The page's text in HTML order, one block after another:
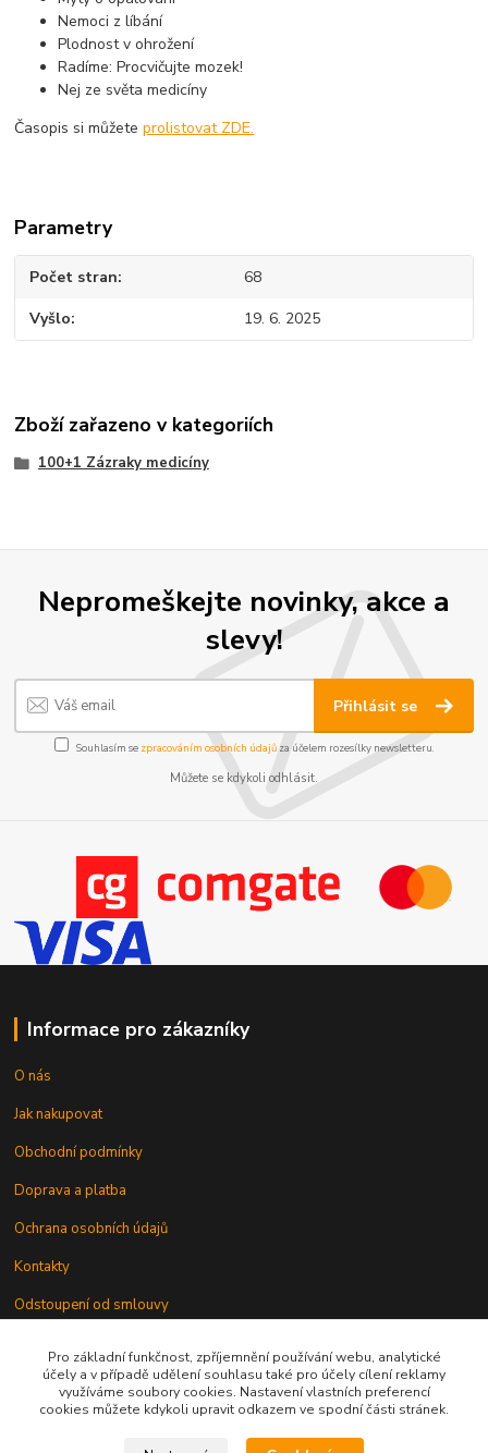
Nemoci z líbání
Plodnost v ohrožení
Radíme: Procvičujte mozek!
Nej ze světa medicíny
Časopis si můžeteprolistovat ZDE.
Parametry
Počet stran 68
Vyšlo 19. 6. 2025
Zboží zařazeno v kategoriích
100+1 Zázraky medicíny
Nepromeškejte novinky, akce a
slevy!
Přihlásit se
Souhlasím se zpracováním osobních údajůza účelem rozesílky newsletteru.
Můžete se kdykoli odhlásit.
Informace pro zákazníky
O nás
Jak nakupovat
Obchodní podmínky
Doprava a platba
Ochrana osobních údajů
Kontakty
Odstoupení od smlouvy
Pro základní funkčnost, zpříjemnění používání webu, analytické
účely a v případě udělení souhlasu také pro účely cílení reklamy
využíváme soubory cookies. Nastavení vlastních preferencí
cookies můžete kdykoli upravit odkazem ve spodní části stránek.